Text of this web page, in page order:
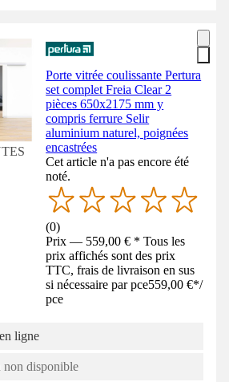
Porte vitrée coulissante Pertura
set complet Freia Clear 2
pièces 650x2175 mm y
compris ferrure Selir
aluminium naturel, poignées
encastrées
Cet article n'a pas encore été
noté.
(0)
Prix — 559,00 € * Tous les
prix affichés sont des prix
TTC, frais de livraison en sus
si nécessaire par pce559,00 €*/
pce
ligne
non disponible